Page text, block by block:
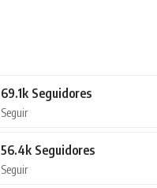
69.1k Seguidores
Seguir
56.4k Seguidores
Seguir